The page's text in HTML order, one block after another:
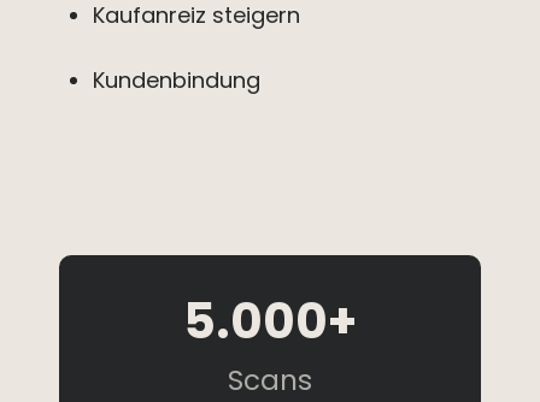
Kaufanreiz steigern
Kundenbindung
5.000+
Scans